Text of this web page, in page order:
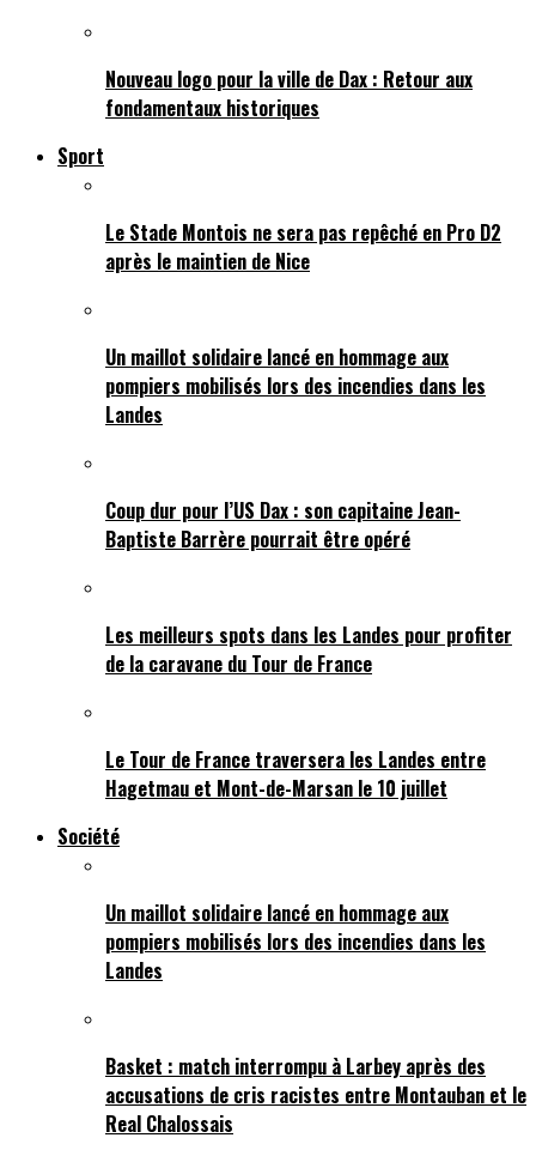
Nouveau logo pour la ville de Dax : Retour aux
fondamentaux historiques
Sport
Le Stade Montois ne sera pas repêché en Pro D2
après le maintien de Nice
Un maillot solidaire lancé en hommage aux
pompiers mobilisés lors des incendies dans les
Landes
Coup dur pour l’US Dax : son capitaine Jean-
Baptiste Barrère pourrait être opéré
Les meilleurs spots dans les Landes pour profiter
de la caravane du Tour de France
Le Tour de France traversera les Landes entre
Hagetmau et Mont-de-Marsan le 10 juillet
Société
Un maillot solidaire lancé en hommage aux
pompiers mobilisés lors des incendies dans les
Landes
Basket : match interrompu à Larbey après des
accusations de cris racistes entre Montauban et le
Real Chalossais